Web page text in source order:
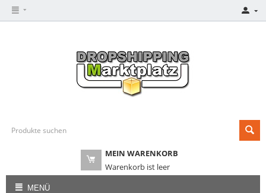
MEIN WARENKORB
Warenkorb ist leer
MENÜ